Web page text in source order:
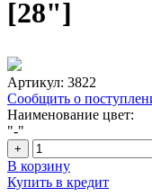
[28"]
Артикул: 3822
Сообщить о
Наименование цвет:
"-"
+
В корзину
Купить в кредит